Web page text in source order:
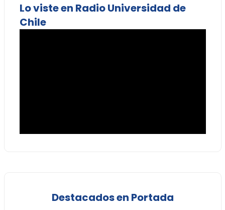
Lo viste en Radio Universidad de
Chile
Destacados en Portada